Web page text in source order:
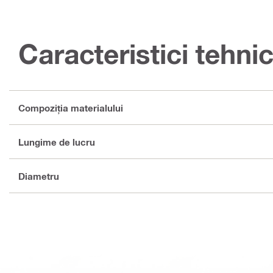
Caracteristici
Compoziţia materialului
Lungime de lucru
Diametru